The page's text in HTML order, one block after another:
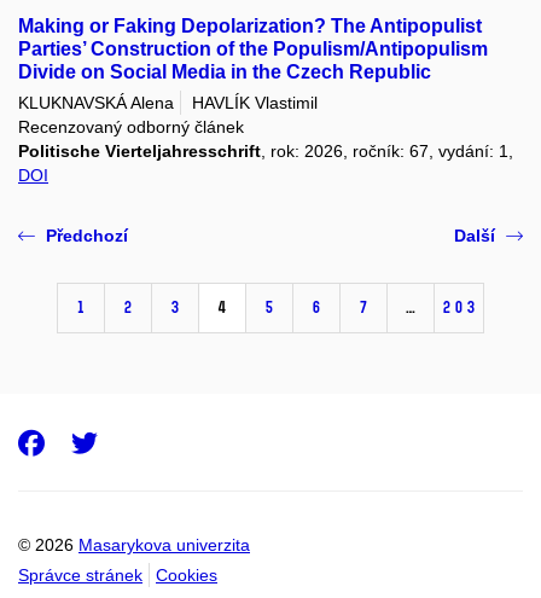
Making or Faking Depolarization? The Antipopulist
Parties’ Construction of the Populism/Antipopulism
Divide on Social Media in the Czech Republic
KLUKNAVSKÁ Alena
HAVLÍK Vlastimil
Recenzovaný odborný článek
Politische Vierteljahresschrift , rok: 2026, ročník: 67, vydání: 1,
DOI
Předchozí
1 2 3 4 5 6 7 … 203
Další
© 2026 Masarykova univerzita
Správce stránek
Cookies
Facebook
Twitter